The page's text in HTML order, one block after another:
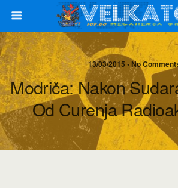
13/03/2015 • No
Modriča: Nakon
Od Curenja